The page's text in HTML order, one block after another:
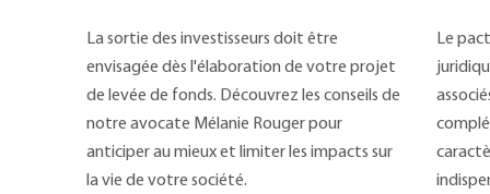
La sortie des investisseurs doit être
envisagée dès l'élaboration de votre projet
de levée de fonds. Découvrez les conseils de
notre avocate Mélanie Rouger pour
anticiper au mieux et limiter les impacts sur
la vie de votre société.
Le